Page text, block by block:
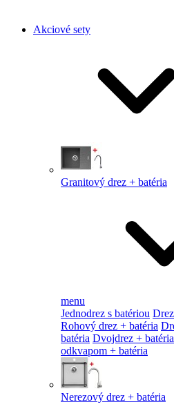
Akciové sety
Granitový drez + batéria
menu
Jednodrez s batériou
Rohový drez + batéria
batéria Dvojdrez + batéria
odkvapom + batéria
Nerezový drez + batéria